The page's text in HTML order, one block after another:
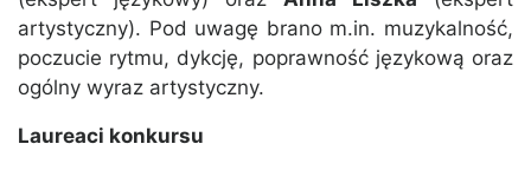
artystyczny). Pod uwagę brano m.in. muzykalność,
poczucie rytmu, dykcję, poprawność językową oraz
ogólny wyraz artystyczny.
Laureaci konkursu